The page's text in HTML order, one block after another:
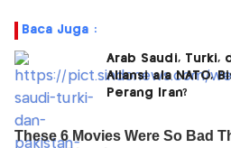
Baca Juga :
Arab Saudi, Turki,
Aliansi ala NATO,
Perang Iran?